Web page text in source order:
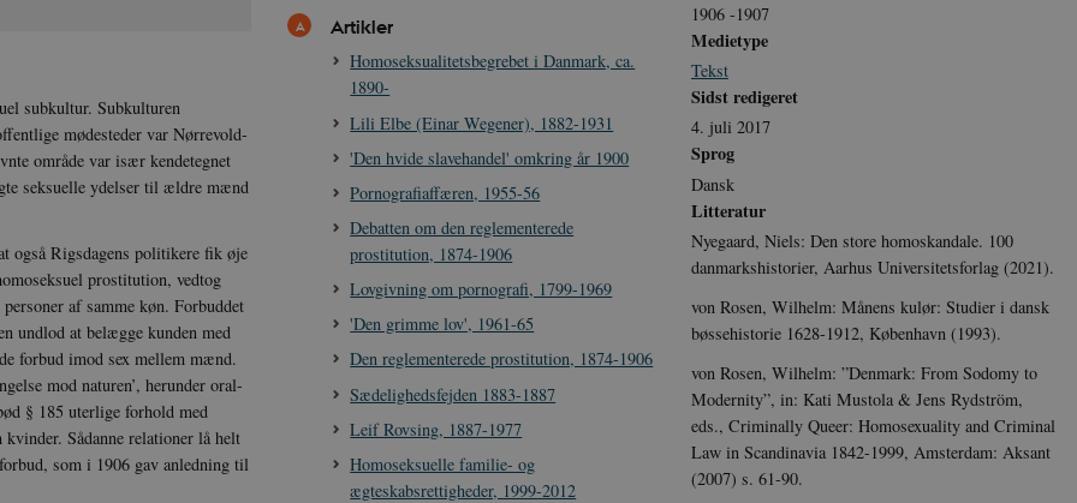
subkultur. Subkulturen
mødesteder var Nørrevold-
område var især kendetegnet
seksuelle ydelser til ældre mænd
også Rigsdagens politikere fik øje
prostitution, vedtog
af samme køn. Forbuddet
undlod at belægge kunden med
forbud imod sex mellem mænd.
mod naturen’, herunder oral-
§ 185 uterlige forhold med
Sådanne relationer lå helt
som i 1906 gav anledning til
Artikler
Homoseksualitetsbegrebet i Danmark, ca.
1890-
Lili Elbe (Einar Wegener), 1882-1931
'Den hvide slavehandel' omkring år 1900
Pornografiaffæren, 1955-56
Debatten om den reglementerede
prostitution, 1874-1906
Lovgivning om pornografi, 1799-1969
'Den grimme lov', 1961-65
Den reglementerede prostitution, 1874-1906
Sædelighedsfejden 1883-1887
Leif Rovsing, 1887-1977
Homoseksuelle familie- og
ægteskabsrettigheder, 1999-2012
1906 -1907
Medietype
Tekst
Sidst redigeret
4. juli 2017
Sprog
Dansk
Litteratur
Nyegaard, Niels: Den store homoskandale. 100
danmarkshistorier, Aarhus Universitetsforlag (2021).
von Rosen, Wilhelm: Månens kulør: Studier i dansk
bøssehistorie 1628-1912, København (1993).
von Rosen, Wilhelm: ”Denmark: From Sodomy to
Modernity”, in: Kati Mustola & Jens Rydström,
eds., Criminally Queer: Homosexuality and Criminal
Law in Scandinavia 1842-1999, Amsterdam: Aksant
(2007) s. 61-90.